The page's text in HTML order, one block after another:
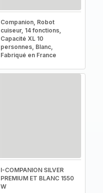
Companion, Robot
cuiseur, 14 fonctions,
Capacité XL 10
personnes, Blanc,
Fabriqué en France
I-COMPANION SILVER
PREMIUM ET BLANC 1550
W